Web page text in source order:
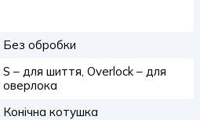
Без обробки
S – для шиття, Overlock – для
оверлока
Конічна котушка